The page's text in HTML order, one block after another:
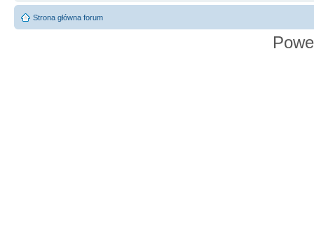
Strona główna forum